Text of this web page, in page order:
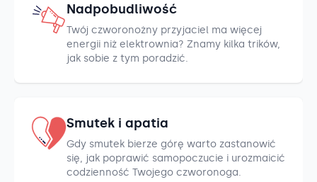
Nadpobudliwość
Twój czworonożny przyjaciel ma więcej
energii niż elektrownia? Znamy kilka trików,
jak sobie z tym poradzić.
Smutek i apatia
Gdy smutek bierze górę warto zastanowić
się, jak poprawić samopoczucie i urozmaicić
codzienność Twojego czworonoga.